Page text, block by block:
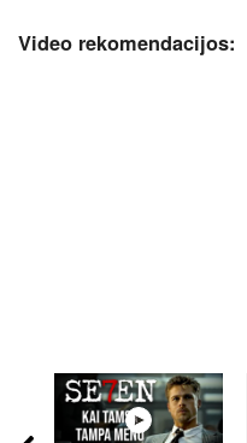
Video rekomendacijos: